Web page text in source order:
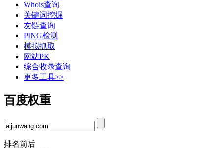
Whois查询
关键词挖掘
友链查询
PING检测
模拟抓取
网站PK
综合收录查询
更多工具>>
百度权重
排名前后